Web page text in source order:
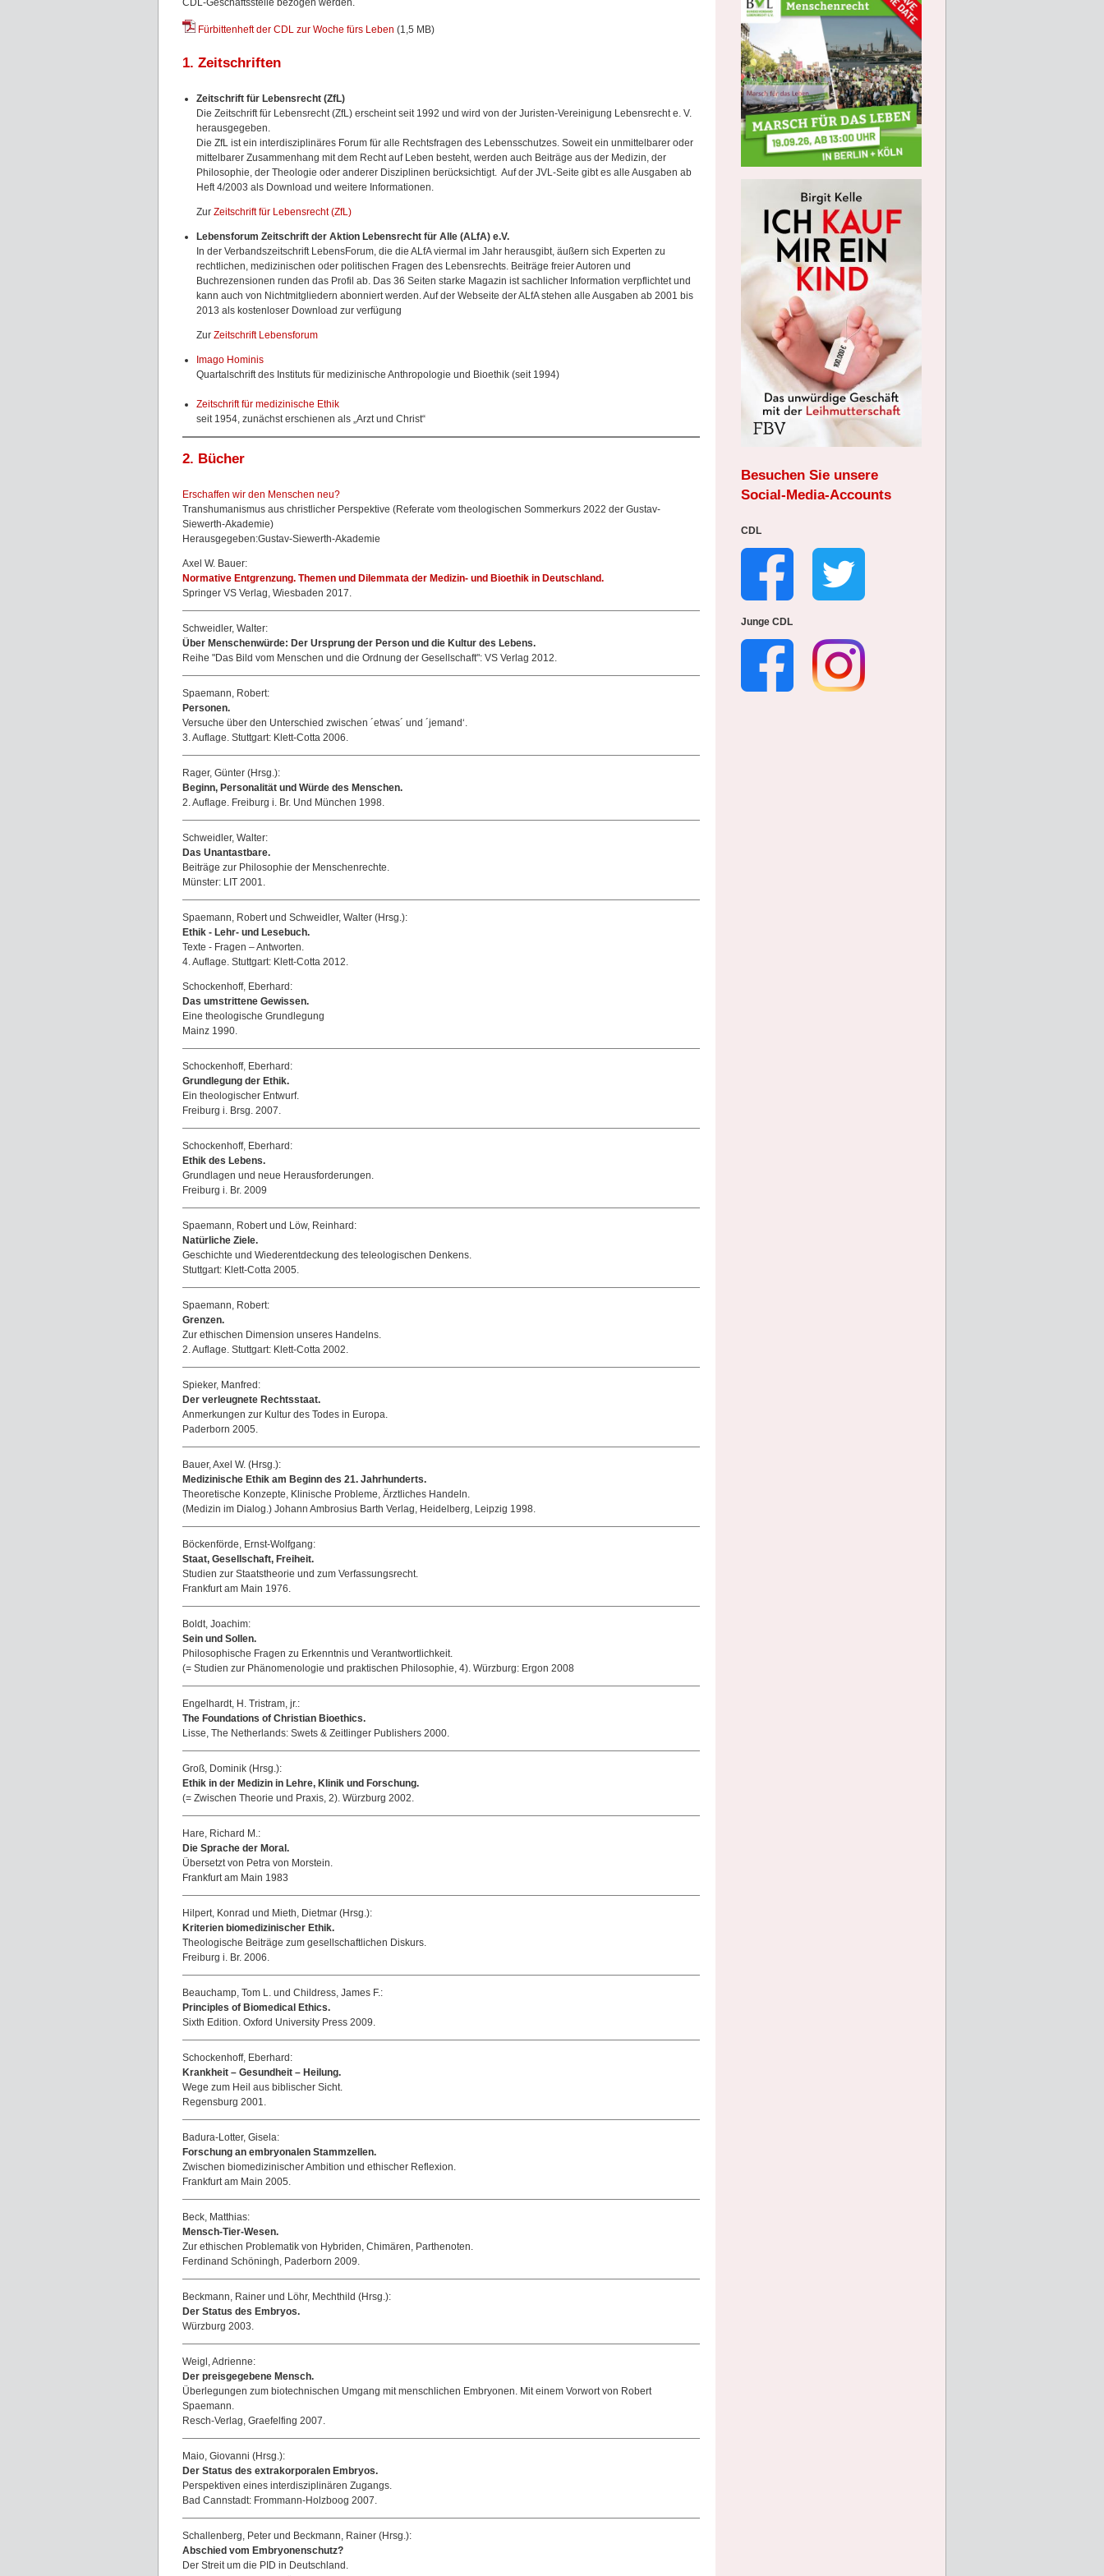
CDL-Geschäftsstelle bezogen werden.
Fürbittenheft der CDL zur Woche fürs Leben (1,5 MB)
1. Zeitschriften
Zeitschrift für Lebensrecht (ZfL)
Die Zeitschrift für Lebensrecht (ZfL) erscheint seit 1992 und wird von der Juristen-Vereinigung Lebensrecht e. V.
herausgegeben.
Die ZfL ist ein interdisziplinäres Forum für alle Rechtsfragen des Lebensschutzes. Soweit ein unmittelbarer oder
mittelbarer Zusammenhang mit dem Recht auf Leben besteht, werden auch Beiträge aus der Medizin, der
Philosophie, der Theologie oder anderer Disziplinen berücksichtigt. Auf der JVL-Seite gibt es alle Ausgaben ab
Heft 4/2003 als Download und weitere Informationen.
Zur Zeitschrift für Lebensrecht (ZfL)
Lebensforum Zeitschrift der Aktion Lebensrecht für Alle (ALfA) e.V.
In der Verbandszeitschrift LebensForum, die die ALfA viermal im Jahr herausgibt, äußern sich Experten zu
rechtlichen, medizinischen oder politischen Fragen des Lebensrechts. Beiträge freier Autoren und
Buchrezensionen runden das Profil ab. Das 36 Seiten starke Magazin ist sachlicher Information verpflichtet und
kann auch von Nichtmitgliedern abonniert werden. Auf der Webseite der ALfA stehen alle Ausgaben ab 2001 bis
2013 als kostenloser Download zur verfügung
Zur Zeitschrift Lebensforum
Imago Hominis
Quartalschrift des Instituts für medizinische Anthropologie und Bioethik (seit 1994)
Zeitschrift für medizinische Ethik
seit 1954, zunächst erschienen als „Arzt und Christ“
2. Bücher
Erschaffen wir den Menschen neu?
Transhumanismus aus christlicher Perspektive (Referate vom theologischen Sommerkurs 2022 der Gustav-
Siewerth-Akademie)
Herausgegeben:Gustav-Siewerth-Akademie
Axel W. Bauer:
Normative Entgrenzung. Themen und Dilemmata der Medizin- und Bioethik in Deutschland.
Springer VS Verlag, Wiesbaden 2017.
Schweidler, Walter:
Über Menschenwürde: Der Ursprung der Person und die Kultur des Lebens.
Reihe "Das Bild vom Menschen und die Ordnung der Gesellschaft": VS Verlag 2012.
Spaemann, Robert:
Personen.
Versuche über den Unterschied zwischen ´etwas´ und ´jemand‘.
3. Auflage. Stuttgart: Klett-Cotta 2006.
Rager, Günter (Hrsg.):
Beginn, Personalität und Würde des Menschen.
2. Auflage. Freiburg i. Br. Und München 1998.
Schweidler, Walter:
Das Unantastbare.
Beiträge zur Philosophie der Menschenrechte.
Münster: LIT 2001.
Spaemann, Robert und Schweidler, Walter (Hrsg.):
Ethik - Lehr- und Lesebuch.
Texte - Fragen – Antworten.
4. Auflage. Stuttgart: Klett-Cotta 2012.
Schockenhoff, Eberhard:
Das umstrittene Gewissen.
Eine theologische Grundlegung
Mainz 1990.
Schockenhoff, Eberhard:
Grundlegung der Ethik.
Ein theologischer Entwurf.
Freiburg i. Brsg. 2007.
Schockenhoff, Eberhard:
Ethik des Lebens.
Grundlagen und neue Herausforderungen.
Freiburg i. Br. 2009
Spaemann, Robert und Löw, Reinhard:
Natürliche Ziele.
Geschichte und Wiederentdeckung des teleologischen Denkens.
Stuttgart: Klett-Cotta 2005.
Spaemann, Robert:
Grenzen.
Zur ethischen Dimension unseres Handelns.
2. Auflage. Stuttgart: Klett-Cotta 2002.
Spieker, Manfred:
Der verleugnete Rechtsstaat.
Anmerkungen zur Kultur des Todes in Europa.
Paderborn 2005.
Bauer, Axel W. (Hrsg.):
Medizinische Ethik am Beginn des 21. Jahrhunderts.
Theoretische Konzepte, Klinische Probleme, Ärztliches Handeln.
(Medizin im Dialog.) Johann Ambrosius Barth Verlag, Heidelberg, Leipzig 1998.
Böckenförde, Ernst-Wolfgang:
Staat, Gesellschaft, Freiheit.
Studien zur Staatstheorie und zum Verfassungsrecht.
Frankfurt am Main 1976.
Boldt, Joachim:
Sein und Sollen.
Philosophische Fragen zu Erkenntnis und Verantwortlichkeit.
(= Studien zur Phänomenologie und praktischen Philosophie, 4). Würzburg: Ergon 2008
Engelhardt, H. Tristram, jr.:
The Foundations of Christian Bioethics.
Lisse, The Netherlands: Swets & Zeitlinger Publishers 2000.
Groß, Dominik (Hrsg.):
Ethik in der Medizin in Lehre, Klinik und Forschung.
(= Zwischen Theorie und Praxis, 2). Würzburg 2002.
Hare, Richard M.:
Die Sprache der Moral.
Übersetzt von Petra von Morstein.
Frankfurt am Main 1983
Hilpert, Konrad und Mieth, Dietmar (Hrsg.):
Kriterien biomedizinischer Ethik.
Theologische Beiträge zum gesellschaftlichen Diskurs.
Freiburg i. Br. 2006.
Beauchamp, Tom L. und Childress, James F.:
Principles of Biomedical Ethics.
Sixth Edition. Oxford University Press 2009.
Schockenhoff, Eberhard:
Krankheit – Gesundheit – Heilung.
Wege zum Heil aus biblischer Sicht.
Regensburg 2001.
Badura-Lotter, Gisela:
Forschung an embryonalen Stammzellen.
Zwischen biomedizinischer Ambition und ethischer Reflexion.
Frankfurt am Main 2005.
Beck, Matthias:
Mensch-Tier-Wesen.
Zur ethischen Problematik von Hybriden, Chimären, Parthenoten.
Ferdinand Schöningh, Paderborn 2009.
Beckmann, Rainer und Löhr, Mechthild (Hrsg.):
Der Status des Embryos.
Würzburg 2003.
Weigl, Adrienne:
Der preisgegebene Mensch.
Überlegungen zum biotechnischen Umgang mit menschlichen Embryonen. Mit einem Vorwort von Robert
Spaemann.
Resch-Verlag, Graefelfing 2007.
Maio, Giovanni (Hrsg.):
Der Status des extrakorporalen Embryos.
Perspektiven eines interdisziplinären Zugangs.
Bad Cannstadt: Frommann-Holzboog 2007.
Schallenberg, Peter und Beckmann, Rainer (Hrsg.):
Abschied vom Embryonenschutz?
Der Streit um die PID in Deutschland.
Besuchen Sie unsere
Social-Media-Accounts
CDL
Junge CDL